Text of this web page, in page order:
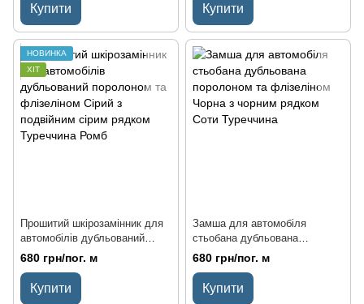
Купити Купити
НОВИНКА
ХІТ
Прошитий шкірозамінник для
автомобілів дубльований
поролоном та флізеліном
Сірий з подвійним сірим
рядком Туреччина Ромб
680 грн/пог. м
Купити
Замша для автомобіля
стьобана дубльована
поролоном та флізеліном
Чорна з чорним рядком Соти
Туреччина
680 грн/пог. м
Купити